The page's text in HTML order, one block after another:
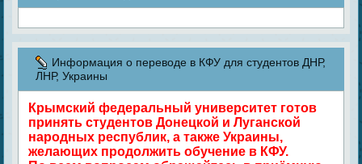
Информация о переводе в КФУ для студентов ДНР,
ЛНР, Украины
Крымский федеральный университет готов
принять студентов Донецкой и Луганской
народных республик, а также Украины,
желающих продолжить обучение в КФУ.